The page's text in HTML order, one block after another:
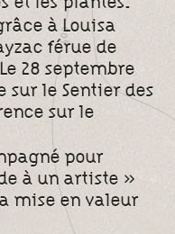
à Louisa
férue de
28 septembre
sur le Sentier des
sur le
pour
à un artiste »
mise en valeur